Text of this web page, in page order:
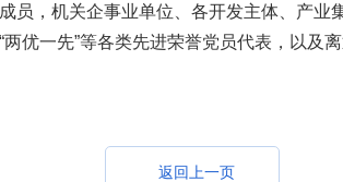
员，机关企事业单位、各开发主体、产业
优一先”等各类先进荣誉党员代表，以及
返回上一页